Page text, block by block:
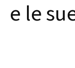
e le